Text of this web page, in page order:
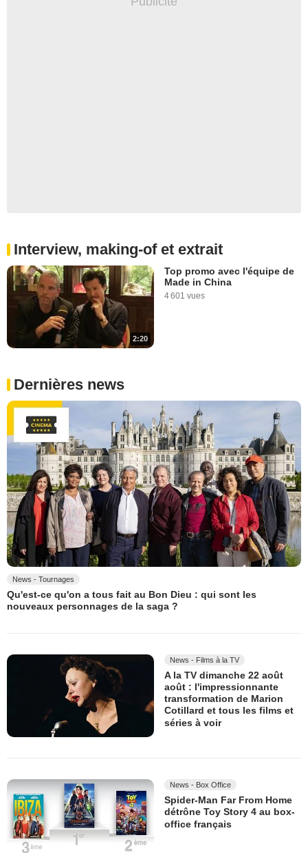
Interview, making-of et extrait
2:20
Top promo avec l'équipe de
Made in China
4 601 vues
Dernières news
News - Tournages
Qu'est-ce qu'on a tous fait au Bon Dieu : qui sont les
nouveaux personnages de la saga ?
News - Films à la TV
A la TV dimanche 22 août
août : l'impressionnante
transformation de Marion
Cotillard et tous les films et
séries à voir
News - Box Office
Spider-Man Far From Home
détrône Toy Story 4 au box-
office français